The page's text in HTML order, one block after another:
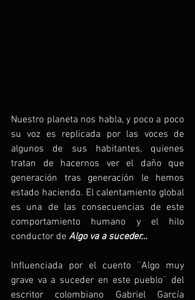
Nuestro planeta nos habla, y poco a poco
su voz es replicada por las voces de
algunos de sus habitantes, quienes
tratan de hacernos ver el daño que
generación tras generación le hemos
estado haciendo. El calentamiento global
es una de las consecuencias de este
comportamiento humano y el hilo
conductor de Algo va a suceder…
Influenciada por el cuento ¨Algo muy
grave va a suceder en este pueblo¨ del
escritor colombiano Gabriel García